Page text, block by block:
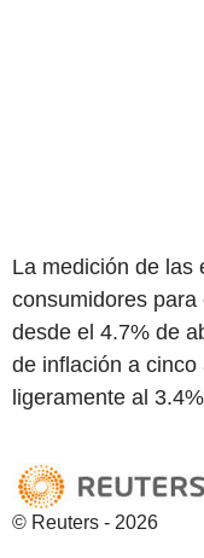
La medición de las
consumidores
desde el 4.7% de
de inflación a
ligeramente al
© Reuters - 2026